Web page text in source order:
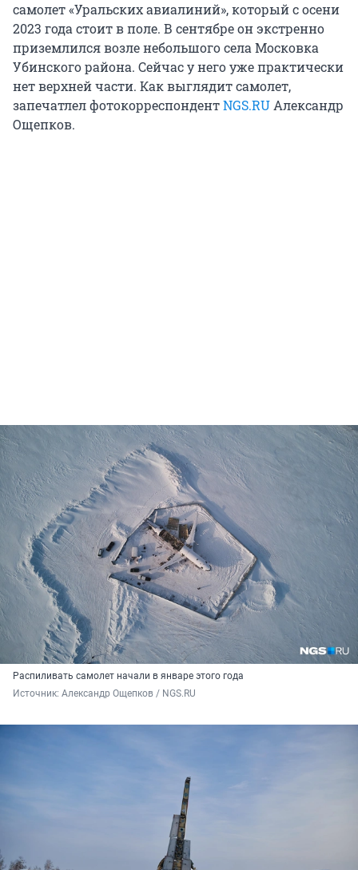
самолет «Уральских авиалиний», который с осени
2023 года стоит в поле. В сентябре он экстренно
приземлился возле небольшого села Московка
Убинского района. Сейчас у него уже практически
нет верхней части. Как выглядит самолет,
запечатлел фотокорреспондентNGS.RUАлександр
Ощепков.
Распиливать самолет начали в январе этого года
Источник: Александр Ощепков / NGS.RU